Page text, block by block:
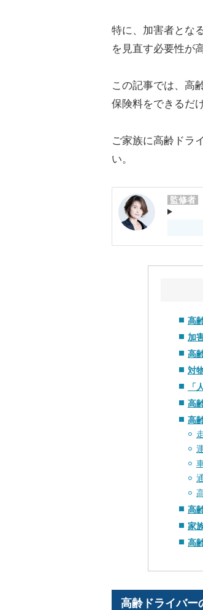
特に、加害者とな
を見直す必要性が
この記事では、高
保険料をできるだ
ご家族に高齢ドラ
い。
監修者
高
加
高
対
「
高
高
高
家
高
高齢ドライバー